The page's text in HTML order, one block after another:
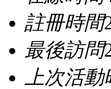
註冊時間
最後訪問
上次活